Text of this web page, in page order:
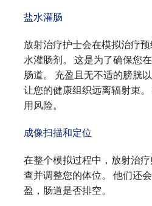
盐水灌肠
放射治疗护士会在模拟治疗
水灌肠剂。 这是为了确保您
肠道。 充盈且无不适的膀胱
让您的健康组织远离辐射束
用风险。
成像扫描和定位
在整个模拟过程中，放射治
查并调整您的体位。 他们还
盈，肠道是否排空。